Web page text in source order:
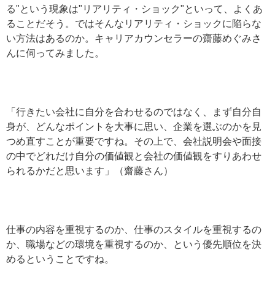
る"という現象は"リアリティ・ショック"といって、よくあ
ることだそう。ではそんなリアリティ・ショックに陥らな
い方法はあるのか。キャリアカウンセラーの齋藤めぐみさ
んに伺ってみました。
「行きたい会社に自分を合わせるのではなく、まず自分自
身が、どんなポイントを大事に思い、企業を選ぶのかを見
つめ直すことが重要ですね。その上で、会社説明会や面接
の中でどれだけ自分の価値観と会社の価値観をすりあわせ
られるかだと思います」（齋藤さん）
仕事の内容を重視するのか、仕事のスタイルを重視するの
か、職場などの環境を重視するのか、という優先順位を決
めるということですね。